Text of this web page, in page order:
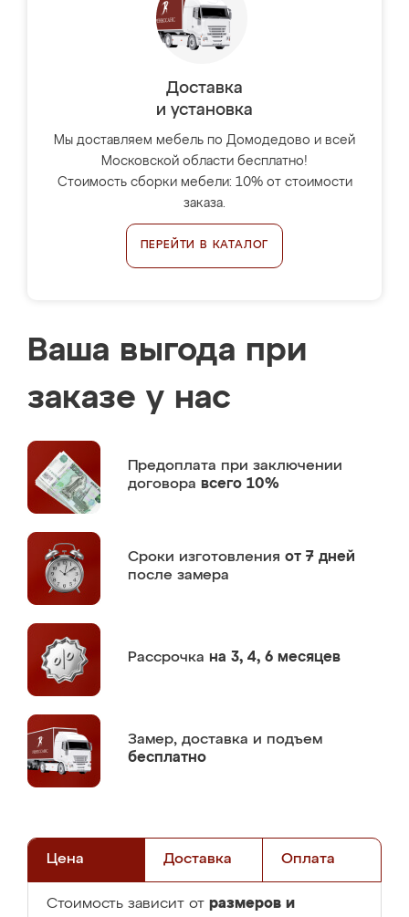
Доставка
и установка
Мы доставляем мебель по Домодедово и всей
Московской области бесплатно!
Стоимость сборки мебели: 10% от стоимости
заказа.
ПЕРЕЙТИ В КАТАЛОГ
Ваша выгода при
заказе у нас
Предоплата при заключении
договора всего 10%
Сроки изготовления от 7 дней
после замера
Рассрочка на 3, 4, 6 месяцев
Замер, доставка и подъем
бесплатно
Цена Доставка Оплата
Стоимость зависит от размеров и